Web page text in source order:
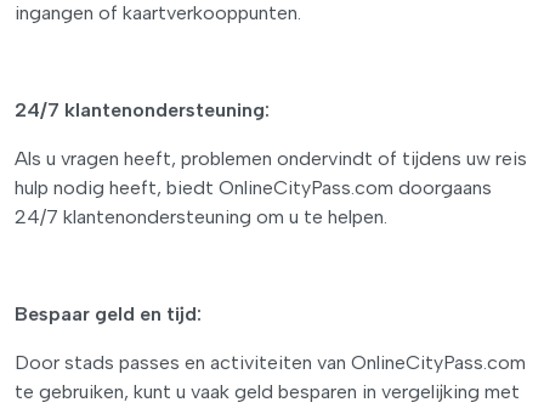
ingangen of kaartverkooppunten.
24/7 klantenondersteuning:
Als u vragen heeft, problemen ondervindt of tijdens uw reis
hulp nodig heeft, biedt OnlineCityPass.com doorgaans
24/7 klantenondersteuning om u te helpen.
Bespaar geld en tijd:
Door stads passes en activiteiten van OnlineCityPass.com
te gebruiken, kunt u vaak geld besparen in vergelijking met